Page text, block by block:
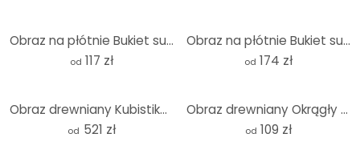
Obraz na płótnie Bukiet suszonych kwiatów - Treechild
od 117 zł
Obraz na płótnie Bukiet suszonych kwiatów - Treechild - Panorama
od 174 zł
Obraz drewniany Kubistika - Ciepły zachód słońca - okrągły (3 szt.)
od 521 zł
Obraz drewniany Okrągły wschód słońca pokryty gołębiami - Kværnstrøm
od 109 zł